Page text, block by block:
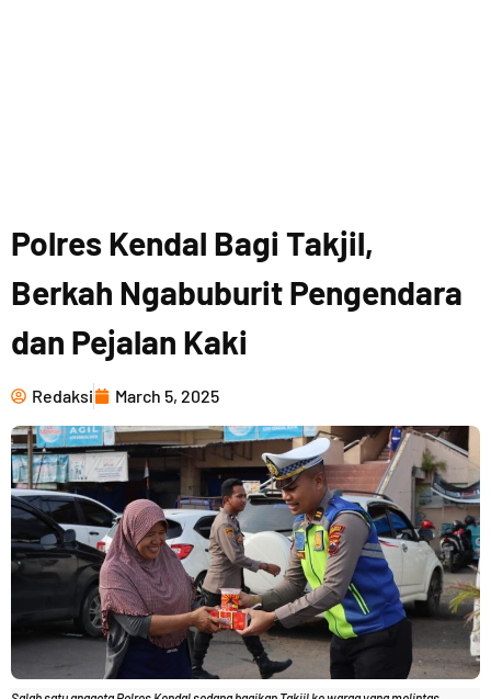
Polres Kendal Bagi Takjil,
Berkah Ngabuburit Pengendara
dan Pejalan Kaki
Redaksi March 5, 2025